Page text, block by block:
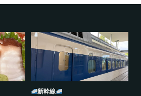
新幹線